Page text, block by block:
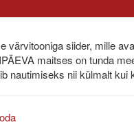
värvitooniga siider, mille
maitses on tunda
nautimiseks nii külmalt kui